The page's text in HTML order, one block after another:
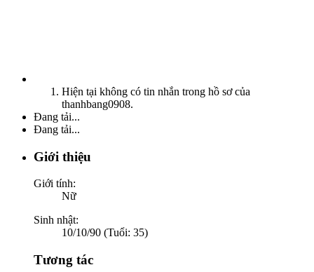
Hiện tại không có tin nhắn trong hồ sơ của
thanhbang0908.
Đang tải...
Đang tải...
Giới thiệu
Giới tính:
Nữ
Sinh nhật:
10/10/90 (Tuổi: 35)
Tương tác